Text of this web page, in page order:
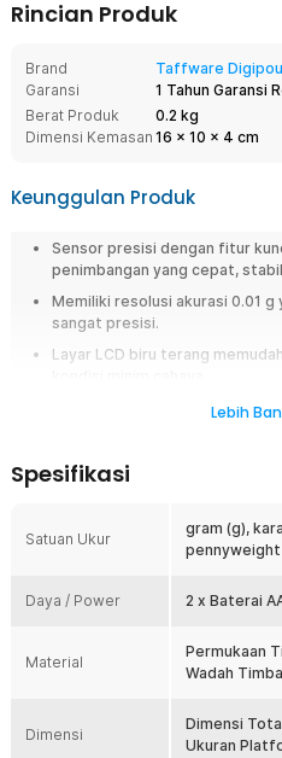
Rincian Produk
Brand
Taffware
Garansi
1 Tahun Garansi
Berat Produk
0.2 kg
Dimensi Kemasan 16 x 10 x 4 cm
Keunggulan Produk
Sensor presisi dengan fitur
penimbangan yang cepat,
Memiliki resolusi akurasi 0.01
sangat presisi.
Layar LCD biru terang
Mendukung 7 mode satuan
Hadir dengan 3 rentang
g, dan 100 g yang bebas Anda
Overview
Menimbang emas, perhiasan, batu
meleset. Timbangan biasa sering
Digital Mini hadir sebagai solusi
g, desain ringkas, dan berbagai
Fitur
Lebih
Spesifikasi
Satuan Ukur
gram (g),
pennyweight
Daya / Power 2 x Baterai
Material
Permukaan
Wadah
Dimensi
Dimensi
Ukuran